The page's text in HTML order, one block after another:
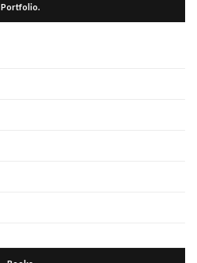
Portfolio.